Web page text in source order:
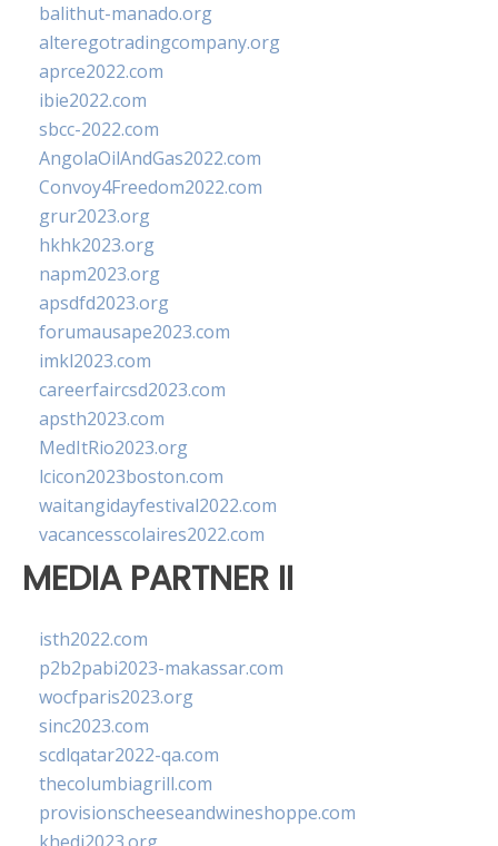
balithut-manado.org
alteregotradingcompany.org
aprce2022.com
ibie2022.com
sbcc-2022.com
AngolaOilAndGas2022.com
Convoy4Freedom2022.com
grur2023.org
hkhk2023.org
napm2023.org
apsdfd2023.org
forumausape2023.com
imkl2023.com
careerfaircsd2023.com
apsth2023.com
MedItRio2023.org
lcicon2023boston.com
waitangidayfestival2022.com
vacancesscolaires2022.com
MEDIA PARTNER II
isth2022.com
p2b2pabi2023-makassar.com
wocfparis2023.org
sinc2023.com
scdlqatar2022-qa.com
thecolumbiagrill.com
provisionscheeseandwineshoppe.com